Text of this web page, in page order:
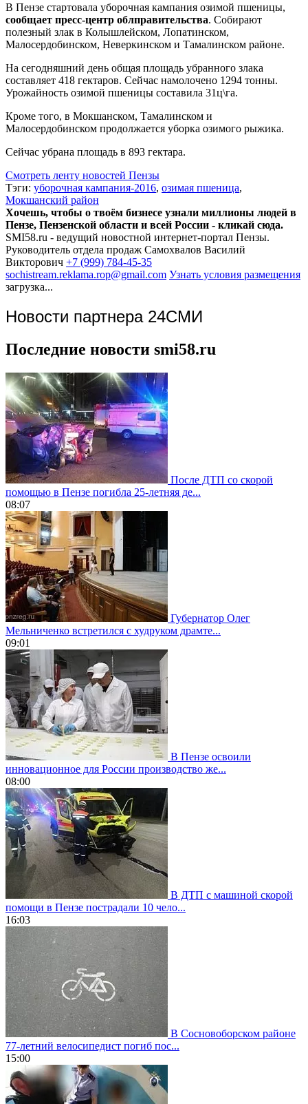
В Пензе стартовала уборочная кампания озимой пшеницы,
сообщает пресс-центр облправительства. Собирают
полезный злак в Колышлейском, Лопатинском,
Малосердобинском, Неверкинском и Тамалинском районе.
На сегодняшний день общая площадь убранного злака
составляет 418 гектаров. Сейчас намолочено 1294 тонны.
Урожайность озимой пшеницы составила 31ц\га.
Кроме того, в Мокшанском, Тамалинском и
Малосердобинском продолжается уборка озимого рыжика.
Сейчас убрана площадь в 893 гектара.
Смотреть ленту новостей Пензы
Тэги: уборочная кампания-2016, озимая пшеница,
Мокшанский район
Хочешь, чтобы о твоём бизнесе узнали миллионы людей в
Пензе, Пензенской области и всей России - кликай сюда.
SMI58.ru - ведущий новостной интернет-портал Пензы.
Руководитель отдела продаж Самохвалов Василий
Викторович +7 (999) 784-45-35
sochistream.reklama.rop@gmail.com Узнать условия размещения
загрузка...
Новости партнера 24СМИ
Последние новости smi58.ru
После ДТП со скорой
помощью в Пензе погибла 25-летняя де...
08:07
Губернатор Олег
Мельниченко встретился с худруком драмте...
09:01
В Пензе освоили
инновационное для России производство же...
08:00
В ДТП с машиной скорой
помощи в Пензе пострадали 10 чело...
16:03
В Сосновоборском районе
77-летний велосипедист погиб пос...
15:00